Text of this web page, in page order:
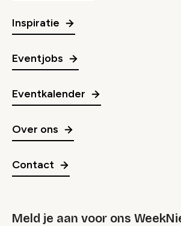
Inspiratie
Eventjobs
Eventkalender
Over ons
Contact
Meld je aan voor ons